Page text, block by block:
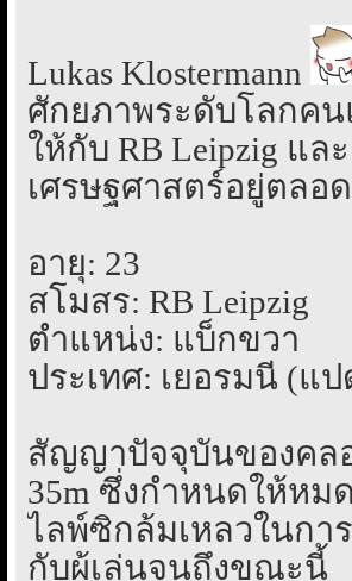
Lukas Klostermann
ศักยภาพระดับโลกคน
ให้กับ RB Leipzig แ
เศรษฐศาสตร์อยู่ตลอ
อายุ: 23
สโมสร: RB Leipzig
ตำแหน่ง: แบ็กขวา
ประเทศ: เยอรมนี (แ
สัญญาปัจจุบันของคล
35m ซึ่งกำหนดให้หม
ไลพ์ซิกล้มเหลวในกา
กับผู้เล่นจนถึงขณะนี้